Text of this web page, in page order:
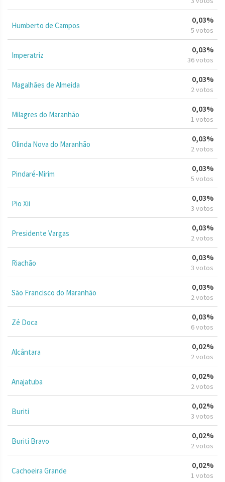
Humberto de Campos
0,03%
5 votos
Imperatriz
0,03%
36 votos
Magalhães de Almeida
0,03%
2 votos
Milagres do Maranhão
0,03%
1 votos
Olinda Nova do Maranhão
0,03%
2 votos
Pindaré-Mirim
0,03%
5 votos
Pio Xii
0,03%
3 votos
Presidente Vargas
0,03%
2 votos
Riachão
0,03%
3 votos
São Francisco do Maranhão
0,03%
2 votos
Zé Doca
0,03%
6 votos
Alcântara
0,02%
2 votos
Anajatuba
0,02%
2 votos
Buriti
0,02%
3 votos
Buriti Bravo
0,02%
2 votos
Cachoeira Grande
0,02%
1 votos